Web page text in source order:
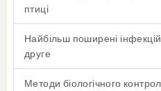
птиці
Найбільш поширені
друге
Методи біологічного